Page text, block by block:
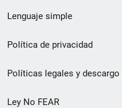
de
pie
de
página
Lenguaje simple
Política de privacidad
Políticas legales y
Ley No FEAR